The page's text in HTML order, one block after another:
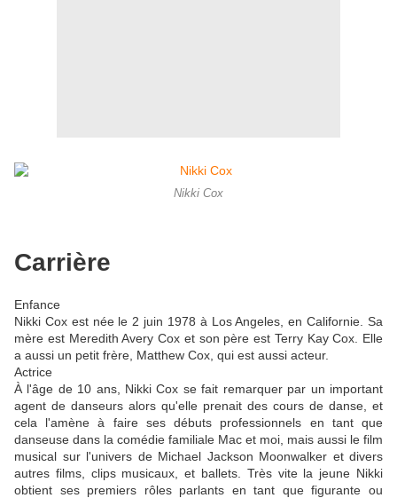
Nikki Cox
Carrière
Enfance
Nikki Cox est née le 2 juin 1978 à Los Angeles, en Californie. Sa
mère est Meredith Avery Cox et son père est Terry Kay Cox. Elle
a aussi un petit frère, Matthew Cox, qui est aussi acteur.
Actrice
À l'âge de 10 ans, Nikki Cox se fait remarquer par un important
agent de danseurs alors qu'elle prenait des cours de danse, et
cela l'amène à faire ses débuts professionnels en tant que
danseuse dans la comédie familiale Mac et moi, mais aussi le film
musical sur l'univers de Michael Jackson Moonwalker et divers
autres films, clips musicaux, et ballets. Très vite la jeune Nikki
obtient ses premiers rôles parlants en tant que figurante ou